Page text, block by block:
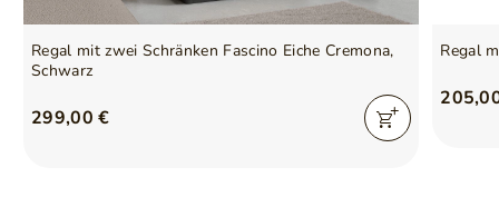
Regal mit zwei Schränken Fascino Eiche Cremona,
Schwarz
299,00 €
Regal